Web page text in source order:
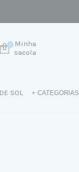
Minha
sacola
0
SOL + CATEGORIAS